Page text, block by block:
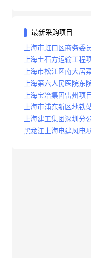
最新采购项目
上海市虹口区商务委
上海土石方运输工程
上海市松江区南大居
上海第六人民医院东
上海宝冶集团雷州项
上海市浦东新区地铁
上海建工集团深圳分
黑龙江上海电建风电